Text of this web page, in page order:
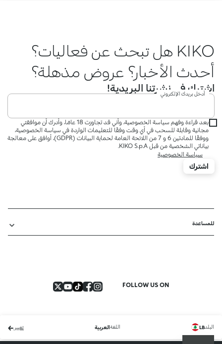
KIKO هل تبحث عن فعاليات؟
أحدث الأخبار؟ عروض مذهلة؟
اشترك في نشرتنا البريدية!
أدخل بريدك الإلكتروني
بعد قراءة وفهم سياسة الخصوصية، وأني قد تجاوزت 18 عامًا، وأدرك أن موافقتي
مجانية وقابلة للسحب في أي وقت وفقًا للتعليمات الواردة في سياسة الخصوصية،
ووفقًا للمادتين 6 و 7 من اللائحة العامة لحماية البيانات (GDPR)، أوافق على معالجة
بياناتي الشخصية من قبل KIKO S.p.A.
سياسة الخصوصية
اشترك
للمساعدة
FOLLOW US ON
البلدLB اللغةالعربية تغيير